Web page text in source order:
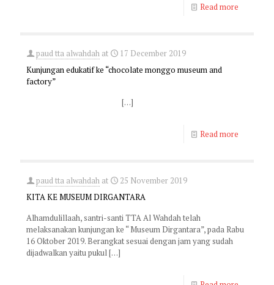
Read more
paud tta alwahdah at
17 December 2019
Kunjungan edukatif ke “chocolate monggo museum and
factory”
[…]
Read more
paud tta alwahdah at
25 November 2019
KITA KE MUSEUM DIRGANTARA
Alhamdulillaah, santri-santi TTA Al Wahdah telah
melaksanakan kunjungan ke “ Museum Dirgantara”, pada Rabu
16 Oktober 2019. Berangkat sesuai dengan jam yang sudah
dijadwalkan yaitu pukul […]